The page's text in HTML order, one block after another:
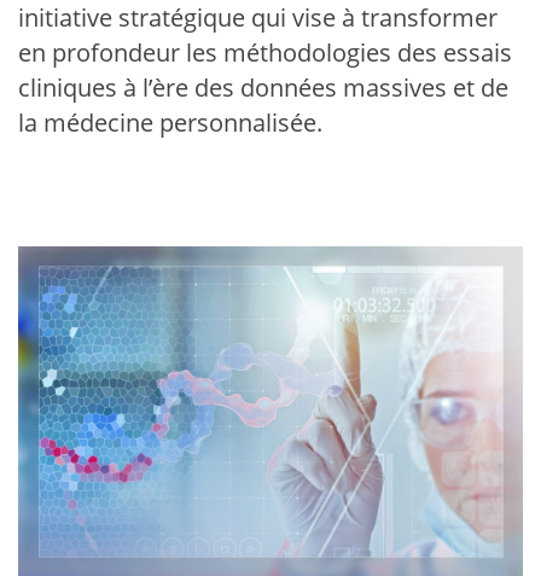
initiative stratégique qui vise à transformer
en profondeur les méthodologies des essais
cliniques à l’ère des données massives et de
la médecine personnalisée.